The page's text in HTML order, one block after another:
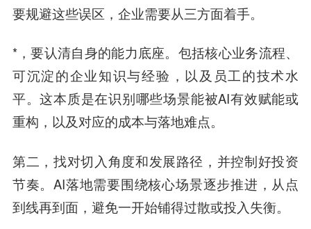
要规避这些误区，企业需要从三方面着手。
*，要认清自身的能力底座。包括核心业务流程、
可沉淀的企业知识与经验，以及员工的技术水
平。这本质是在识别哪些场景能被AI有效赋能或
重构，以及对应的成本与落地难点。
第二，找对切入角度和发展路径，并控制好投资
节奏。AI落地需要围绕核心场景逐步推进，从点
到线再到面，避免一开始铺得过散或投入失衡。